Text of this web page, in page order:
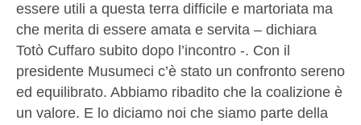
essere utili a questa terra difficile e martoriata ma
che merita di essere amata e servita – dichiara
Totò Cuffaro subito dopo l’incontro -. Con il
presidente Musumeci c’è stato un confronto sereno
ed equilibrato. Abbiamo ribadito che la coalizione è
un valore. E lo diciamo noi che siamo parte della